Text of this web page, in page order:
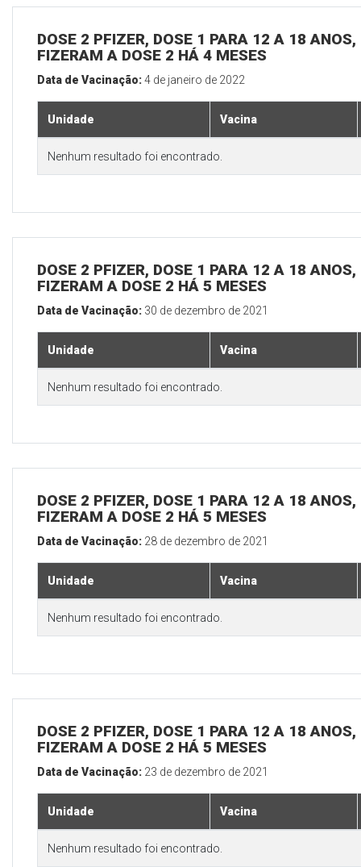
DOSE 2 PFIZER, DOSE 1 PARA 12 A 18
FIZERAM A DOSE 2 HÁ 4 MESES
Data de Vacinação:4 de janeiro de 2022
Unidade Vacina
Nenhum resultado foi encontrado.
DOSE 2 PFIZER, DOSE 1 PARA 12 A 18
FIZERAM A DOSE 2 HÁ 5 MESES
Data de Vacinação: 30 de dezembro de 2021
Unidade Vacina
Nenhum resultado foi encontrado.
DOSE 2 PFIZER, DOSE 1 PARA 12 A 18
FIZERAM A DOSE 2 HÁ 5 MESES
Data de Vacinação: 28 de dezembro de 2021
Unidade Vacina
Nenhum resultado foi encontrado.
DOSE 2 PFIZER, DOSE 1 PARA 12 A 18
FIZERAM A DOSE 2 HÁ 5 MESES
Data de Vacinação: 23 de dezembro de 2021
Unidade Vacina
Nenhum resultado foi encontrado.